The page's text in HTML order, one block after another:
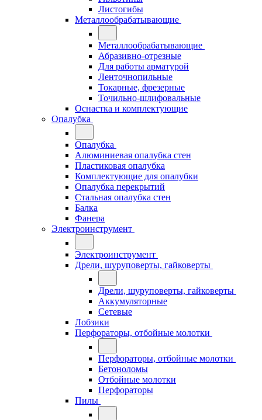
Листогибы
Металлообрабатывающие
Металлообрабатывающие
Абразивно-отрезные
Для работы арматурой
Ленточнопильные
Токарные, фрезерные
Точильно-шлифовальные
Оснастка и комплектующие
Опалубка
Опалубка
Алюминиевая опалубка стен
Пластиковая опалубка
Комплектующие для опалубки
Опалубка перекрытий
Стальная опалубка стен
Балка
Фанера
Электроинструмент
Электроинструмент
Дрели, шуруповерты, гайковерты
Дрели, шуруповерты, гайковерты
Аккумуляторные
Сетевые
Лобзики
Перфораторы, отбойные молотки
Перфораторы, отбойные молотки
Бетоноломы
Отбойные молотки
Перфораторы
Пилы